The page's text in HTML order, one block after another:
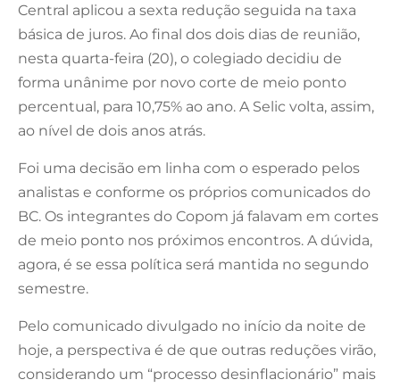
Central aplicou a sexta redução seguida na taxa
básica de juros. Ao final dos dois dias de reunião,
nesta quarta-feira (20), o colegiado decidiu de
forma unânime por novo corte de meio ponto
percentual, para 10,75% ao ano. A Selic volta, assim,
ao nível de dois anos atrás.
Foi uma decisão em linha com o esperado pelos
analistas e conforme os próprios comunicados do
BC. Os integrantes do Copom já falavam em cortes
de meio ponto nos próximos encontros. A dúvida,
agora, é se essa política será mantida no segundo
semestre.
Pelo comunicado divulgado no início da noite de
hoje, a perspectiva é de que outras reduções virão,
considerando um “processo desinflacionário” mais